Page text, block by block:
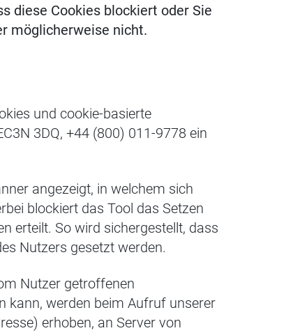
diese Cookies blockiert oder Sie
möglicherweise nicht.
und cookie-basierte
3DQ, +44 (800) 011-9778 ein
angezeigt, in welchem sich
blockiert das Tool das Setzen
erteilt. So wird sichergestellt, dass
Nutzers gesetzt werden.
Nutzer getroffenen
kann, werden beim Aufruf unserer
erhoben, an Server von